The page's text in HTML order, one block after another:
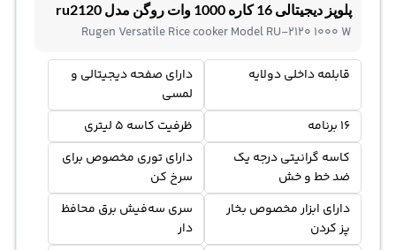
پلوپز دیجیتالی 16 کاره 1000 وات روگن مدل ru2120
Rugen Versatile Rice cooker Model RU-2120 1000 W
قابلمه داخلی دولایه
دارای صفحه دیجیتالی و
لمسی
16 برنامه
ظرفیت کاسه 5 لیتری
کاسه گرانیتی درجه یک
ضد خط و خش
دارای توری مخصوص برای
سرخ کن
دارای ابزار مخصوص بخار
پز کردن
سری سه‌فیش برق محافظ
دار